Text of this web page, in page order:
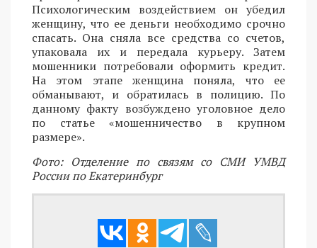
Психологическим воздействием он убедил
женщину, что ее деньги необходимо срочно
спасать. Она сняла все средства со счетов,
упаковала их и передала курьеру. Затем
мошенники потребовали оформить кредит.
На этом этапе женщина поняла, что ее
обманывают, и обратилась в полицию. По
данному факту возбуждено уголовное дело
по статье «мошенничество в крупном
размере».
Фото: Отделение по связям со СМИ УМВД
России по Екатеринбург